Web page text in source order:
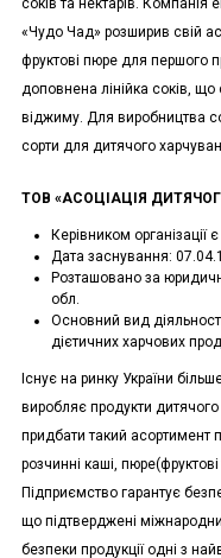
соків та нектарів. Компанія
«Чудо Чад» розширив свій
фруктові пюре для першого
доповнена лінійка соків,
віджиму. Для виробництва
сорти для дитячого
ТОВ «АСОЦІАЦІЯ
Керівником організації
Дата заснування:
Розташовано за
обл.
Основний вид
дієтичних харчових
Існує на ринку України
виробляє продукти
придбати такий асортимент
розчинні каші,
Підприємство гарантує
що підтверджені
безпеки продукції одні з